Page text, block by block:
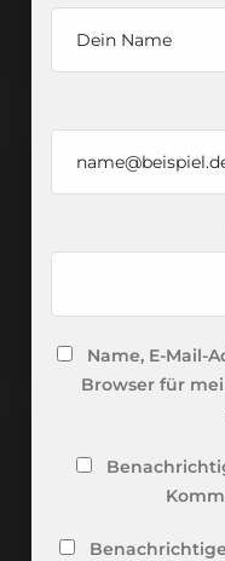
Name, E-Mail-
Browser für